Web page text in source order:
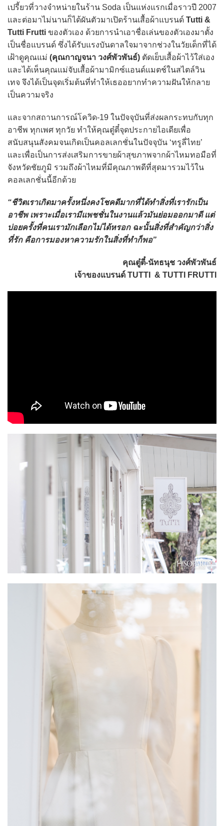
เปรี้ยวที่วางจำหน่ายในร้าน Soda เป็นแห่งแรกเมื่อราวปี 2007
และต่อมาไม่นานก็ได้ผันตัวมาเปิดร้านเสื้อผ้าแบรนด์ Tutti &
Tutti Frutti ของตัวเอง ด้วยการนำเอาชื่อเล่นของตัวเองมาตั้ง
เป็นชื่อแบรนด์ ซึ่งได้รับแรงบันดาลใจมาจากช่วงในวัยเด็กที่ได้
เฝ้าดูคุณแม่ (คุณกาญจนา วงศ์พัวพันธ์) ตัดเย็บเสื้อผ้าไว้ใส่เอง
และได้เห็นคุณแม่จับเสื้อผ้ามามิกซ์แอนด์แมตช์ในสไตล์วิน
เทจ จึงได้เป็นจุดเริ่มต้นที่ทำให้เธออยากทำความฝันให้กลาย
เป็นความจริง
และจากสถานการณ์โควิด-19 ในปัจจุบันที่ส่งผลกระทบกับทุก
อาชีพ ทุกเพศ ทุกวัย ทำให้คุณตู๋ตี๋จุดประกายไอเดียเพื่อ
สนับสนุนสังคมจนเกิดเป็นคอลเลกชั่นในปัจจุบัน ‘ทรูลี่ไทย’
และเพื่อเป็นการส่งเสริมการขายผ้าสุขภาพจากผ้าไหมทอมือที่
จังหวัดชัยภูมิ รวมถึงผ้าไหมที่มีคุณภาพดีที่สุดมารวมไว้ใน
คอลเลกชั่นนี้อีกด้วย
“ชีวิตเราเกิดมาครั้งหนึ่งคงโชคดีมากที่ได้ทำสิ่งที่เรารักเป็น
อาชีพ เพราะเมื่อเรามีแพชชั่นในงานแล้วมันย่อมออกมาดี แต่
บ่อยครั้งที่คนเรามักเลือกไม่ได้หรอก ฉะนั้นสิ่งที่สำคัญกว่าสิ่ง
ที่รัก คือการมองหาความรักในสิ่งที่ทำก็พอ”
คุณตู๋ตี๋-นัทธนุช วงศ์พัวพันธ์
เจ้าของแบรนด์ TUTTI & TUTTI FRUTTI